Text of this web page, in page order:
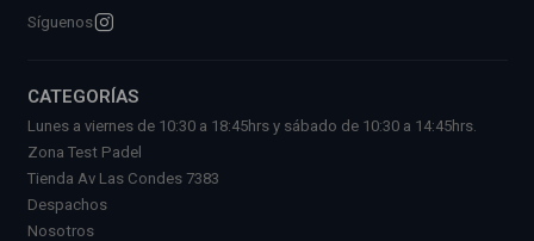
Síguenos
CATEGORÍAS
Lunes a viernes de 10:30 a 18:45hrs y sábado de 10:30 a 14:45hrs.
Zona Test Padel
Tienda Av Las Condes 7383
Despachos
Nosotros